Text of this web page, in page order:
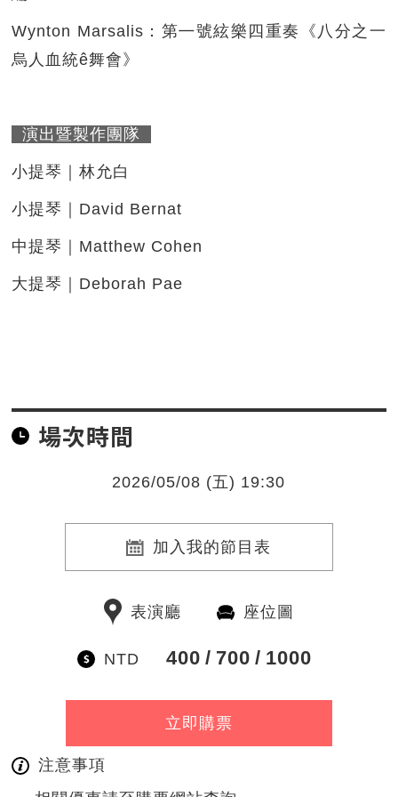
Wynton Marsalis：第㇐號絃樂四重奏《八分之一
烏人血統ê舞會》
演出暨製作團隊
小提琴｜林允白
小提琴｜David Bernat
中提琴｜Matthew Cohen
大提琴｜Deborah Pae
場次時間
2026/05/08 (五) 19:30
加入我的節目表
表演廳 座位圖
NTD 400 700 1000
立即購票
注意事項